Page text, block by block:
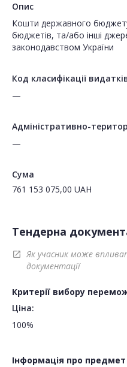
Опис
Кошти державного
бюджетів, та/або інші
законодавством України
Код класифікації
—
Адміністративно-
—
Сума
761 153 075,00 UAH
Тендерна
open_in_new
Як учасник може
документації
Критерії вибору
Ціна:
100%
Інформація про предмет